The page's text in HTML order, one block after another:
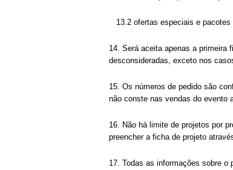
13.2 ofertas especiais e pacotes
14. Será aceita apenas a primeira
desconsideradas, exceto nos
15. Os números de pedido são
não conste nas vendas do evento
16. Não há limite de projetos por
preencher a ficha de projeto
17. Todas as informações sobre o